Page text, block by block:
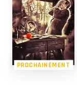
PROCHAINEMENT